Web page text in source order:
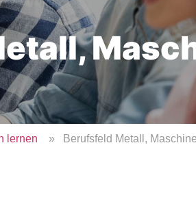
lernen » Berufsfeld Metall,